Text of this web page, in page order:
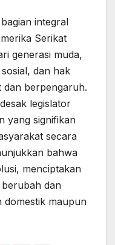
integral
Serikat
generasi muda,
dan hak
dan berpengaruh.
legislator
yang signifikan
secara
bahwa
menciptakan
dan
domestik maupun